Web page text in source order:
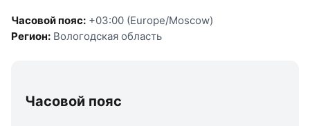
Часовой пояс: +03:00 (Europe/Moscow)
Регион: Вологодская область
Часовой пояс